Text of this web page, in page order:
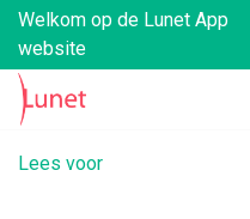
Welkom op de Lunet App
website
Lees voor